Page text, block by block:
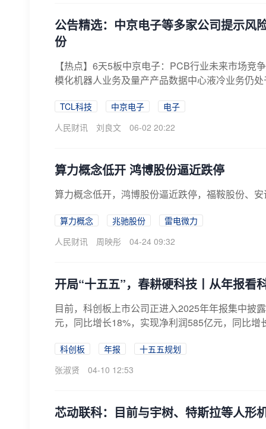
公告精选：中京电子等多家公司提示
份
【热点】6天5板中京电子：PCB行业未来市场
模化机器人业务及量产产品数据中心液冷业务仍
TCL科技 中京电子
电子
人民财讯
刘良文 06-02 20:22
算力概念低开 鸿博股份逼近跌停
算力概念低开，鸿博股份逼近跌停，福鞍股份、
算力概念 兆驰股份
雷电微力
人民财讯
周映彤 04-24 09:32
开局“十五五”，春耕硬科技丨从年报看
目前，科创板上市公司正进入2025年年报集中披
元，同比增长18%，实现净利润585亿元，同比
科创板 年报
十五五规划
张淑贤
04-10 12:53
芯动联科：目前与宇树、特斯拉等人形